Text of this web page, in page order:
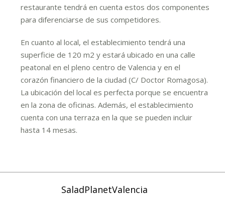
restaurante tendrá en cuenta estos dos componentes
para diferenciarse de sus competidores.
En cuanto al local, el establecimiento tendrá una
superficie de 120 m2 y estará ubicado en una calle
peatonal en el pleno centro de Valencia y en el
corazón financiero de la ciudad (C/ Doctor Romagosa).
La ubicación del local es perfecta porque se encuentra
en la zona de oficinas. Además, el establecimiento
cuenta con una terraza en la que se pueden incluir
hasta 14 mesas.
SaladPlanetValencia